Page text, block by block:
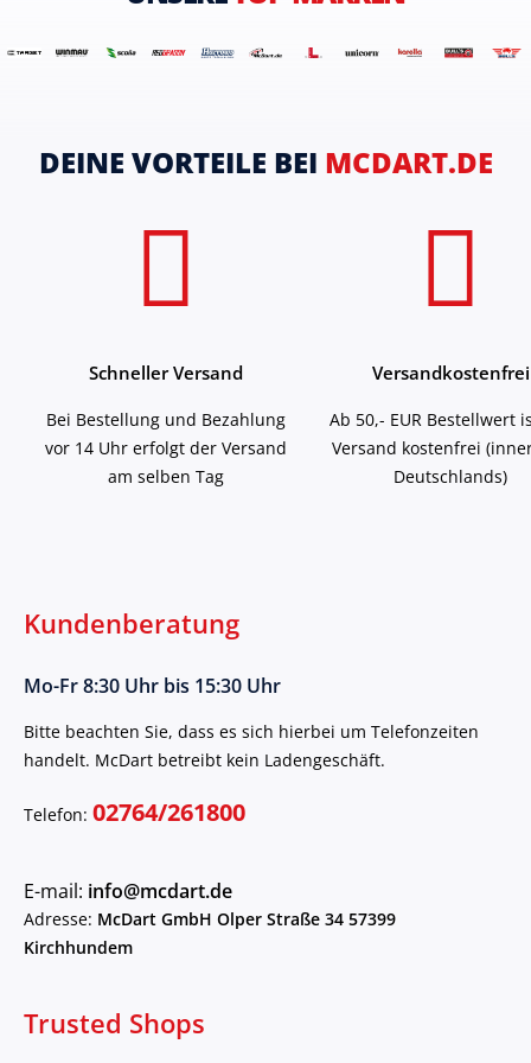
DEINE VORTEILE BEI MCDART.DE
Schneller Versand
Bei Bestellung und Bezahlung
vor 14 Uhr erfolgt der Versand
am selben Tag
Versandkostenfrei
Ab 50,- EUR Bestellwert
Versand kostenfrei
Deutschlands)
Kundenberatung
Mo-Fr 8:30 Uhr bis 15:30 Uhr
Bitte beachten Sie, dass es sich hierbei um Telefonzeiten
handelt. McDart betreibt kein Ladengeschäft.
Telefon: 02764/261800
E-mail: info@mcdart.de
Adresse: McDart GmbH Olper Straße 34 57399
Kirchhundem
Trusted Shops